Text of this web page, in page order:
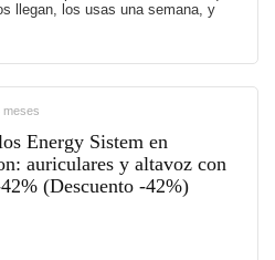
llegan, los usas una semana, y
meses
Energy Sistem en
auriculares y altavoz con
(Descuento -42%)